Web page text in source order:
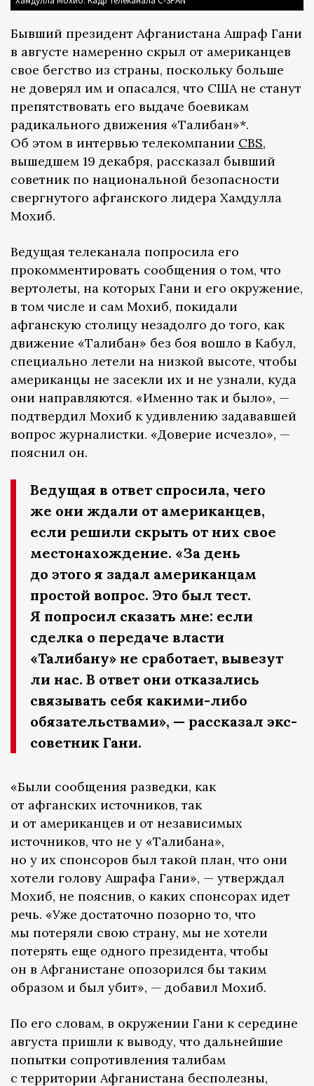
Бывший президент Афганистана Ашраф Гани
в августе намеренно скрыл от американцев
свое бегство из страны, поскольку больше
не доверял им и опасался, что США не станут
препятствовать его выдаче боевикам
радикального движения «Талибан»*.
Об этом в интервью телекомпании CBS,
вышедшем 19 декабря, рассказал бывший
советник по национальной безопасности
свергнутого афганского лидера Хамдулла
Мохиб.
Ведущая телеканала попросила его
прокомментировать сообщения о том, что
вертолеты, на которых Гани и его окружение,
в том числе и сам Мохиб, покидали
афганскую столицу незадолго до того, как
движение «Талибан» без боя вошло в Кабул,
специально летели на низкой высоте, чтобы
американцы не засекли их и не узнали, куда
они направляются. «Именно так и было», —
подтвердил Мохиб к удивлению задававшей
вопрос журналистки. «Доверие исчезло», —
пояснил он.
Ведущая в ответ спросила, чего
же они ждали от американцев,
если решили скрыть от них свое
местонахождение. «За день
до этого я задал американцам
простой вопрос. Это был тест.
Я попросил сказать мне: если
сделка о передаче власти
«Талибану» не сработает, вывезут
ли нас. В ответ они отказались
связывать себя какими-либо
обязательствами», — рассказал экс-
советник Гани.
«Были сообщения разведки, как
от афганских источников, так
и от американцев и от независимых
источников, что не у «Талибана»,
но у их спонсоров был такой план, что они
хотели голову Ашрафа Гани», — утверждал
Мохиб, не пояснив, о каких спонсорах идет
речь. «Уже достаточно позорно то, что
мы потеряли свою страну, мы не хотели
потерять еще одного президента, чтобы
он в Афганистане опозорился бы таким
образом и был убит», — добавил Мохиб.
По его словам, в окружении Гани к середине
августа пришли к выводу, что дальнейшие
попытки сопротивления талибам
с территории Афганистана бесполезны,